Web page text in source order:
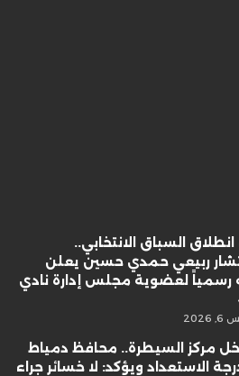
السباق الانتخابي..
ربيعي حمدي حسين يعلن
رسمياً لعضوية مجلس إدارة نادي
مركز السيطرة.. محافظ دمياط
الاستعداد ويؤكد: لا خسائر جراء